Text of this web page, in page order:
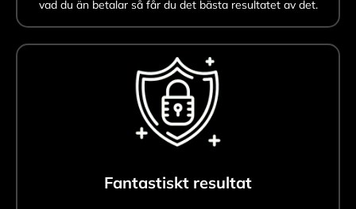
vad du än betalar så får du det bästa resultatet av det.
Fantastiskt resultat